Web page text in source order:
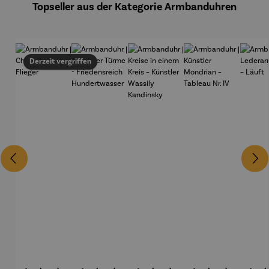
Topseller aus der Kategorie Armbanduhren
Derzeit vergriffen